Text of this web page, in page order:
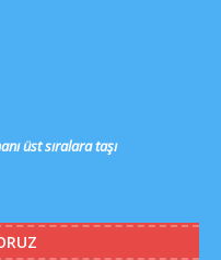
üst sıralara taşı